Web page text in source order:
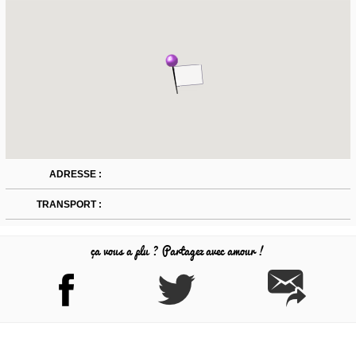
ADRESSE :
TRANSPORT :
ça vous a plu ? Partagez avec amour !